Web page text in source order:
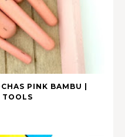
PINK BAMBU |
TOOLS